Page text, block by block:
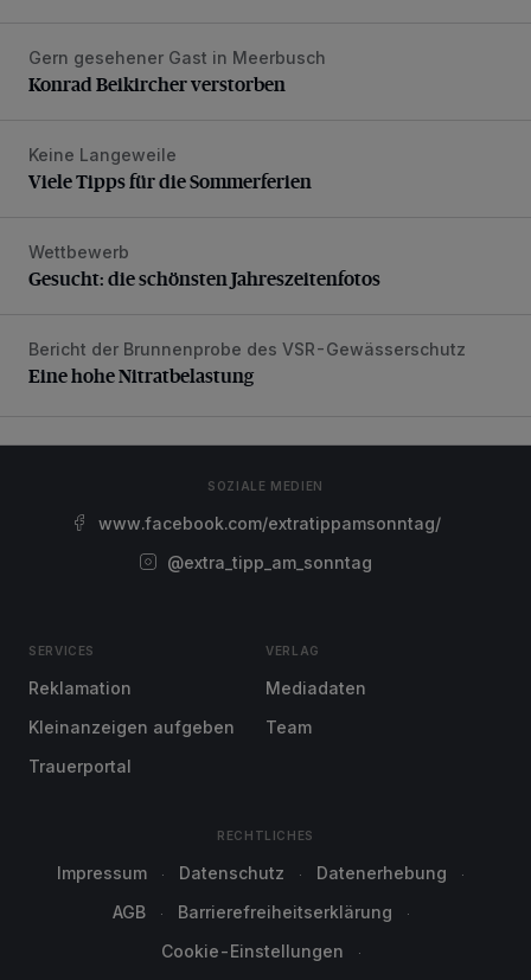
Konrad Beikircher verstorben
Gern gesehener Gast in Meerbusch
Konrad Beikircher verstorben
Viele Tipps für die Sommerferien
Keine Langeweile
Viele Tipps für die Sommerferien
Gesucht: die schönsten Jahreszeitenfotos
Wettbewerb
Gesucht: die schönsten Jahreszeitenfotos
Eine hohe Nitratbelastung
Bericht der Brunnenprobe des VSR-Gewässerschutz
Eine hohe Nitratbelastung
SOZIALE MEDIEN
www.facebook.com/extratippamsonntag/
@extra_tipp_am_sonntag
SERVICES
Reklamation
Kleinanzeigen aufgeben
Trauerportal
VERLAG
Mediadaten
Team
RECHTLICHES
Impressum Datenschutz
Datenerhebung
AGB
Barrierefreiheitserklärung
Cookie-Einstellungen